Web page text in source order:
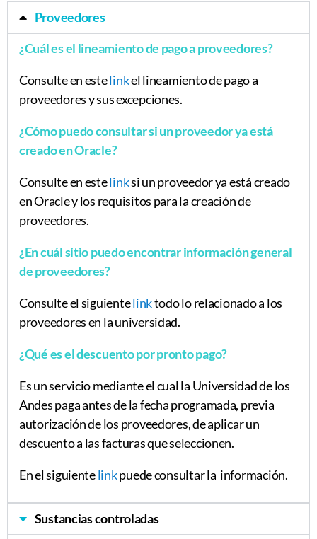
Proveedores
¿Cuál es el lineamiento de pago a proveedores?
Consulte en estelinkel lineamiento de pago a
proveedores y sus excepciones.
¿Cómo puedo consultar si un proveedor ya está
creado en Oracle?
Consulte en estelinksi un proveedor ya está creado
en Oracle y los requisitos para la creación de
proveedores.
¿En cuál sitio puedo encontrar información general
de proveedores?
Consulte el siguientelinktodo lo relacionado a los
proveedores en la universidad.
¿Qué es el descuento por pronto pago?
Es un servicio mediante el cual la Universidad de los
Andes paga antes de la fecha programada, previa
autorización de los proveedores, de aplicar un
descuento a las facturas que seleccionen.
En el siguientelinkpuede consultar la información.
Sustancias controladas